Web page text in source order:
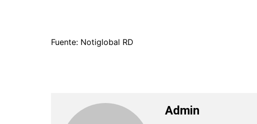
Fuente: Notiglobal RD
Admin